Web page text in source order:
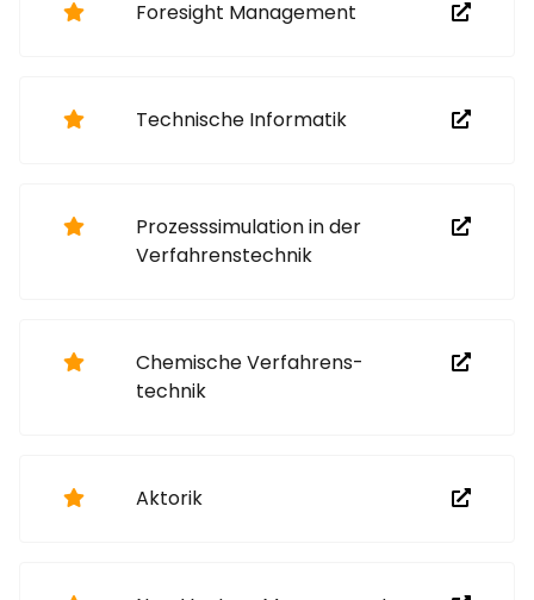
Foresight Management
Technische Informatik
Prozess­simulation in der
Verfahrens­technik
Chemische Verfahrens­
technik
Aktorik